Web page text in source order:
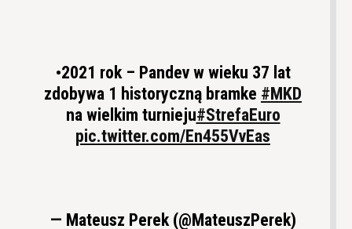
•2021 rok – Pandev w wieku 37 lat
zdobywa 1 historyczną bramke #MKD
na wielkim turnieju#StrefaEuro
pic.twitter.com/En455VvEas
— Mateusz Perek (@MateuszPerek)